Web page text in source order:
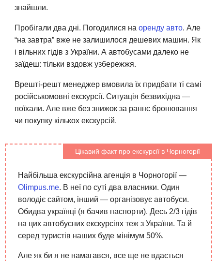
знайшли.
Пробігали два дні. Погодилися на оренду авто. Але
“на завтра” вже не залишилося дешевих машин. Як
і вільних гідів з України. А автобусами далеко не
заїдеш: тільки вздовж узбережжя.
Врешті-решт менеджер вмовила їх придбати ті самі
російськомовні екскурсії. Ситуація безвихідна —
поїхали. Але вже без знижок за раннє бронювання
чи покупку кількох екскурсій.
Цікавий факт про екскурсії в Чорногорії
Найбільша екскурсійна агенція в Чорногорії —
Olimpus.me. В неї по суті два власники. Один
володіє сайтом, інший — організовує автобуси.
Обидва українці (я бачив паспорти). Десь 2/3 гідів
на цих автобусних екскурсіях теж з України. Та й
серед туристів наших буде мінімум 50%.
Але як би я не намагався, все ще не вдається